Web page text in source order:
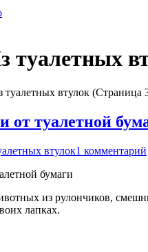
туалетных
туалетных втулок (Страница
от туалетной
втулок1 комментарий
из рулончиков,
лапках.